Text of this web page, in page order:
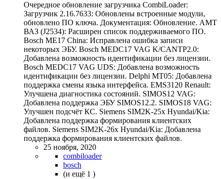
Очередное обновление загрузчика CombiLoader:
Загрузчик 2.16.7633: Обновлены встроенные модули,
обновлено ПО ключа. Документация: Обновление. AMT
ВАЗ (J2534): Расширен список поддерживаемого ПО.
Bosch ME17 China: Исправлена ошибка записи
некоторых ЭБУ. Bosch MEDC17 VAG K/CANTP2.0:
Добавлена возможность идентификации без лицензии.
Bosch MEDC17 VAG UDS: Добавлена возможность
идентификации без лицензии. Delphi MT05: Добавлена
поддержка смены языка интерфейса. EMS3120 Renault:
Улучшена диагностика состояний. SIMOS12 VAG:
Добавлена поддержка ЭБУ SIMOS12.2. SIMOS18 VAG:
Улучшен подсчёт КС. Siemens SIM2K-25x Hyundai/Kia:
Добавлена поддержка формирования клиентских
файлов. Siemens SIM2K-26x Hyundai/Kia: Добавлена
поддержка формирования клиентских файлов.
25 ноября, 2020
combiloader
bosch
(и ещё 1 )